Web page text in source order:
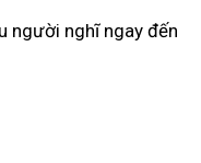
nhưng cũng là thời